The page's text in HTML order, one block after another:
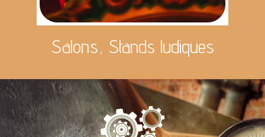
Salons, Stands ludiques